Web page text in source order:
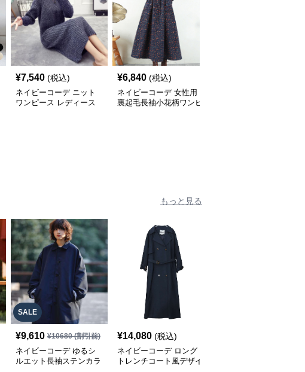
¥7,540 (税込)
ネイビーコーデ ニット
ワンピース レディース
¥6,840 (税込)
ネイビーコーデ 女性用
裏起毛長袖小花柄ワンピ
もっと見る
SALE
¥9,610 ¥10680(割引前)
ネイビーコーデ ゆるシ
ルエット長袖ステンカラ
¥14,080 (税込)
ネイビーコーデ ロング
トレンチコート風デザイ